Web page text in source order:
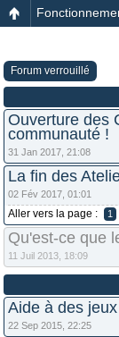
Forum verrouillé
Ouverture des
communauté !
31 Jan 2017, 21:08
La fin des
02 Fév 2017, 01:01
Aller vers la page : 1
Qu'est-ce que
11 Juil 2013, 18:09
Aide à des
22 Sep 2015, 22:25